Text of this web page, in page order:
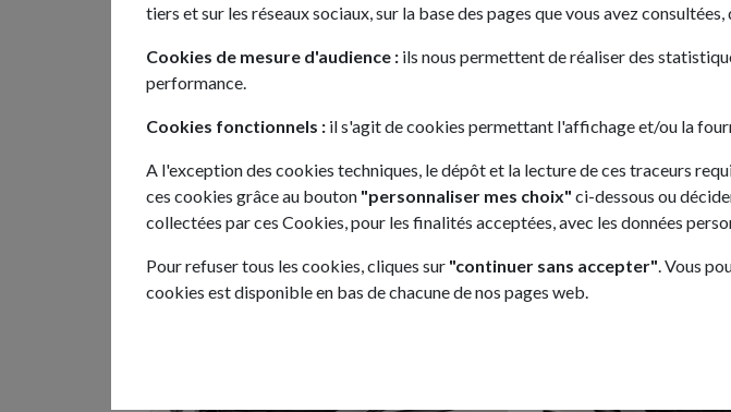
tiers et sur les réseaux sociaux, sur la base des pages que vous avez
Cookies de mesure d'audience : ils nous permettent de réaliser des
performance.
Cookies fonctionnels : il s'agit de cookies permettant l'affichage et/ou la
A l'exception des cookies techniques, le dépôt et la lecture de ces traceurs
ces cookies grâce au bouton "personnaliser mes choix" ci-dessous ou
collectées par ces Cookies, pour les finalités acceptées, avec les données
Pour refuser tous les cookies, cliques sur "continuer sans accepter". Vous
cookies est disponible en bas de chacune de nos pages web.
Les + selon